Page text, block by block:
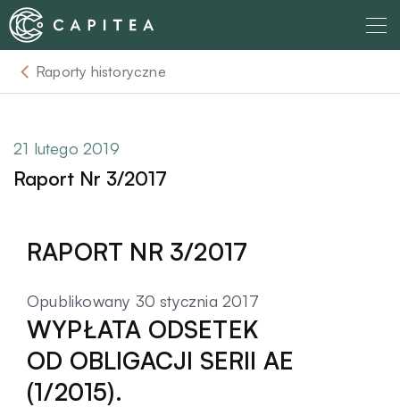
Skip
to
content
O nas
Dla Wierzyciela
Dla Dłużnika
Komunikaty
Aktualności
Raporty historyczne
21 lutego 2019
Raport Nr 3/2017
RAPORT NR 3/2017
Opublikowany 30 stycznia 2017
WYPŁATA ODSETEK
OD OBLIGACJI SERII AE
(1/2015).